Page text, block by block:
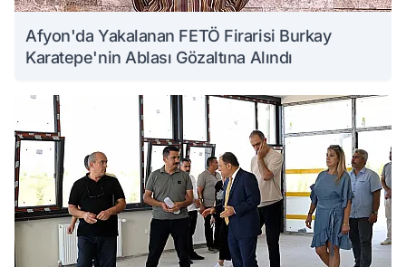
Afyon'da Yakalanan FETÖ Firarisi Burkay
Karatepe'nin Ablası Gözaltına Alındı